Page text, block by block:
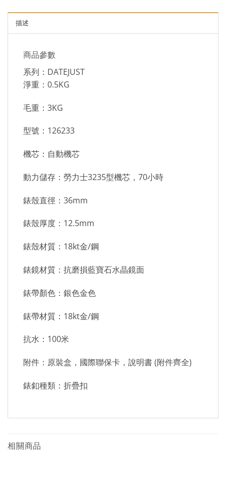
描述
商品參數
系列：DATEJUST
淨重：0.5KG
毛重：3KG
型號：126233
機芯：自動機芯
動力儲存：勞力士3235型機芯，70小時
錶殼直徑：36mm
錶殼厚度：12.5mm
錶殼材質：18kt金/鋼
錶鏡材質：抗磨損藍寶石水晶鏡面
錶帶顏色：銀色金色
錶帶材質：18kt金/鋼
抗水：100米
附件：原裝盒，國際聯保卡，說明書 (附件齊全)
錶釦種類：折疊扣
相關商品